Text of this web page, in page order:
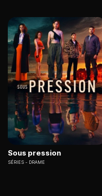
Sous pression
SÉRIES DRAME